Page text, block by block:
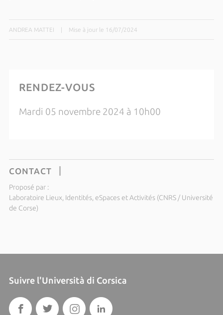
ANDREA MATTEI Mise à jour le 16/07/2024
RENDEZ-VOUS
Mardi 05 novembre 2024 à 10h00
CONTACT
Proposé par :
Laboratoire Lieux, Identités, eSpaces et Activités (CNRS / Université
de Corse)
Suivre l'Università di Corsica